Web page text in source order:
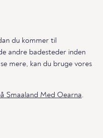
du kommer til
andre badesteder inden
mere, kan du bruge vores
Smaaland Med Oearna.